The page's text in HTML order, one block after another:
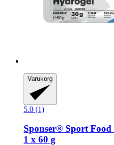
Varukorg
5.0 (1)
Sponser® Sport Food
1 x 60 g